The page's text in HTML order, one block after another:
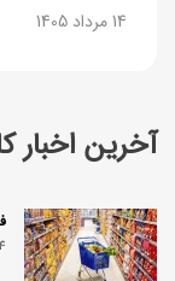
آخرین اخبار
فردا ۱۵
14
14 مرداد 1405